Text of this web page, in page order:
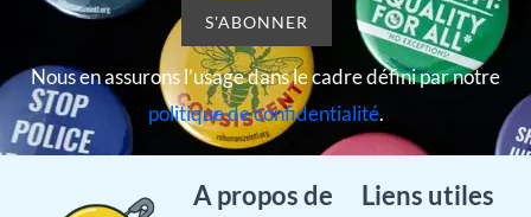
Nous en assurons l’usage dans le cadre défini par notre
politique de confidentialité.
A propos de
Liens utiles